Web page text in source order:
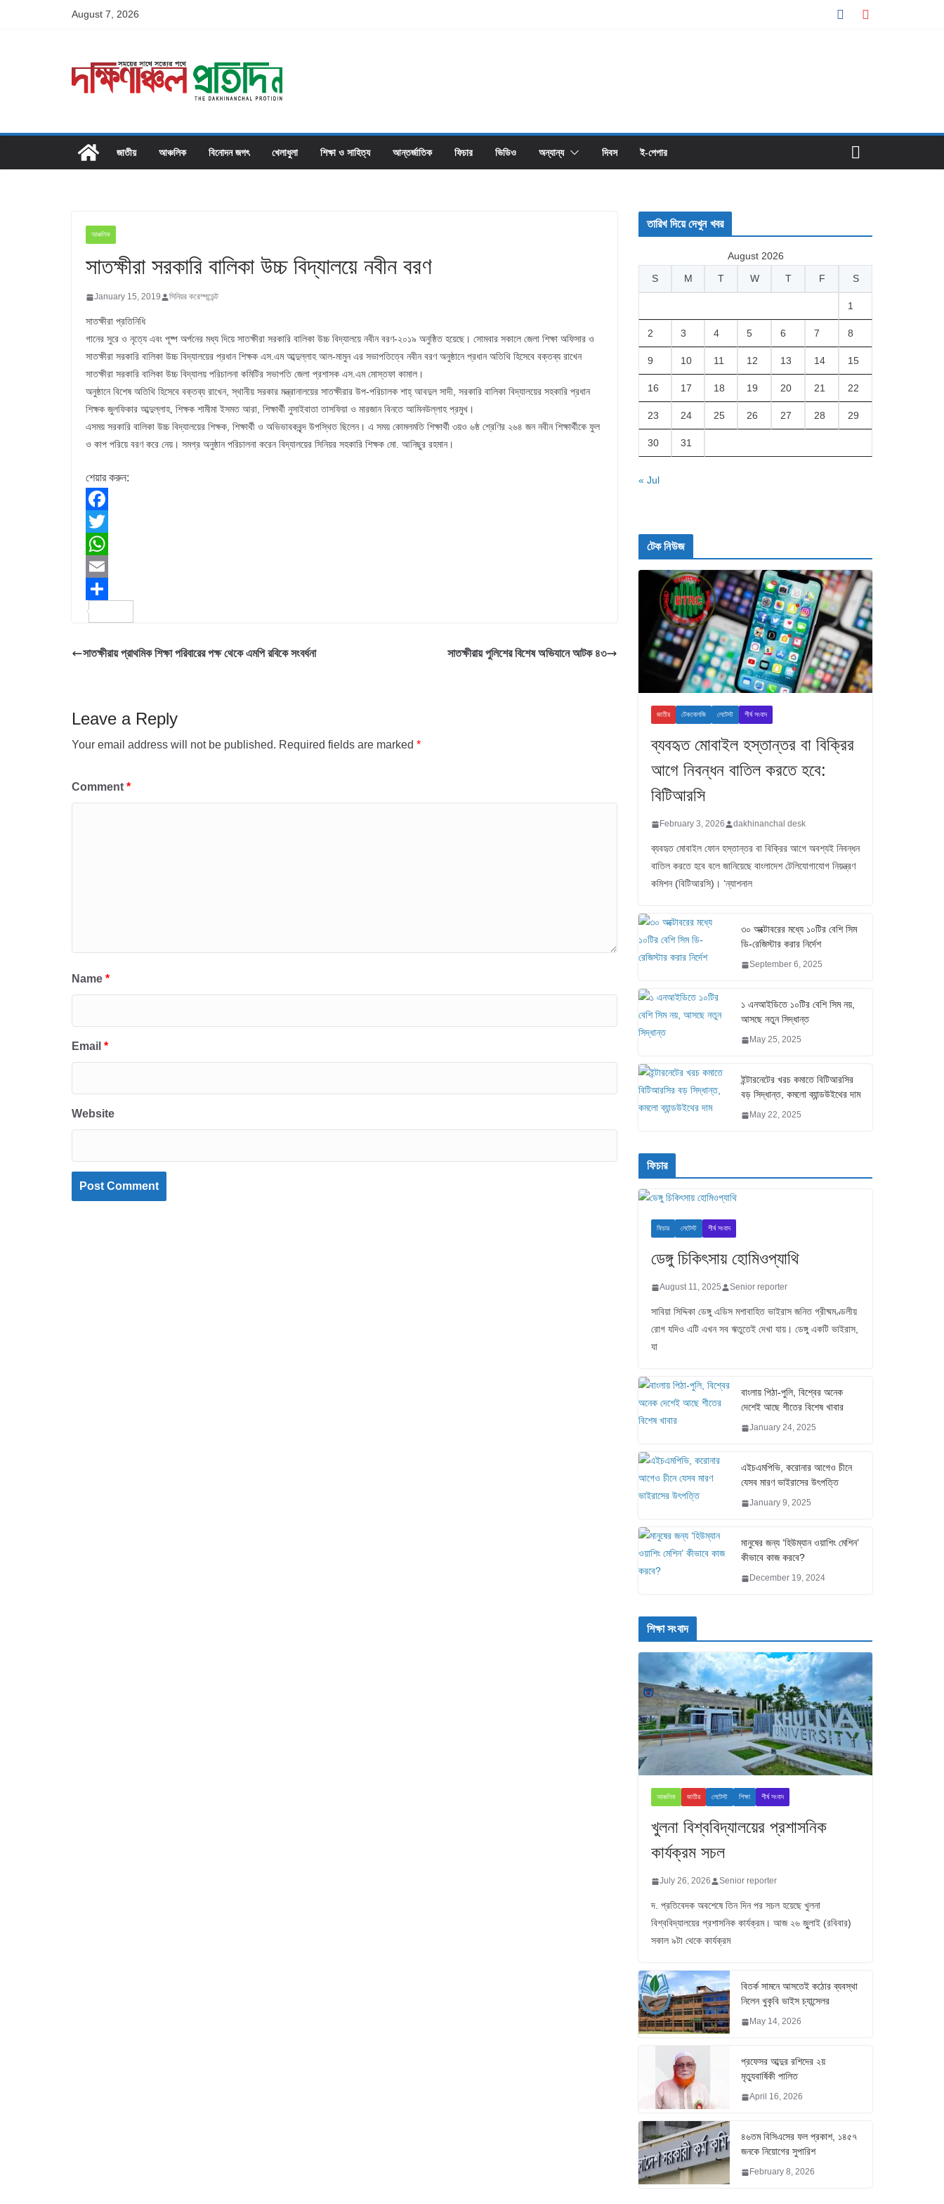
August 7, 2026
জাতীয় আঞ্চলিক বিনোদন জগৎ খেলাধুলা শিক্ষা ও সাহিত্য আন্তর্জাতিক ফিচার ভিডিও অন্যান্য দিবস ই-পেপার
আঞ্চলিক
সাতক্ষীরা সরকারি বালিকা উচ্চ বিদ্যালয়ে নবীন বরণ
January 15, 2019 সিনিয়র করেস্পন্ডেন্ট
সাতক্ষীরা প্রতিনিধি
গানের সুরে ও নৃত্যে এবং পূষ্প অর্পনের মধ্য দিয়ে সাতক্ষীরা সরকারি বালিকা উচ্চ বিদ্যালয়ে নবীন বরণ-২০১৯ অনুষ্ঠিত হয়েছে। সোমবার সকালে জেলা শিক্ষা অফিসার ও
সাতক্ষীরা সরকারি বালিকা উচ্চ বিদ্যালয়ের প্রধান শিক্ষক এস.এম আব্দুল্লাহ আল-মামুন এর সভাপতিত্বে নবীন বরণ অনুষ্ঠানে প্রধান অতিথি হিসেবে বক্তব্য রাখেন
সাতক্ষীরা সরকারি বালিকা উচ্চ বিদ্যালয় পরিচালনা কমিটির সভাপতি জেলা প্রশাসক এস.এম মোস্তফা কামাল।
অনুষ্ঠানে বিশেষ অতিথি হিসেবে বক্তব্য রাখেন, স্থানীয় সরকার মন্ত্রানালয়ের সাতক্ষীরার উপ-পরিচালক শাহ্ আবদুল সাদী, সরকারি বালিকা বিদ্যালয়ের সহকারি প্রধান
শিক্ষক জুলফিকার আব্দুল্লাহ, শিক্ষক শামীমা ইসমত আরা, শিক্ষার্থী নুসাইবাতা তাসফিয়া ও মারজান বিনতে আমিনউল্লাহ প্রমুখ।
এসময় সরকারি বালিকা উচ্চ বিদ্যালয়ের শিক্ষক, শিক্ষার্থী ও অভিভাবকবৃন্দ উপস্থিত ছিলেন। এ সময় কোমলমতি শিক্ষার্থী ৩য়ও ৬ষ্ঠ শ্রেণির ২৬৪ জন নবীন শিক্ষার্থীকে ফুল
ও কাপ পরিয়ে বরণ করে নেয়। সমগ্র অনুষ্ঠান পরিচালনা করেন বিদ্যালয়ের সিনিয়র সহকারি শিক্ষক মো. আনিছুর রহমান।
শেয়ার করুন:
F
a
c
e
b
o
T
w
t
e
W
h
a
s
p
E
m
i
a
সাতক্ষীরায় প্রাথমিক শিক্ষা পরিবারের পক্ষ থেকে এমপি রবিকে সংবর্ধনা সাতক্ষীরায় পুলিশের বিশেষ অভিযানে আটক ৪৩
Leave a Reply
Your email address will not be published. Required fields are marked *
Comment *
Name *
Email *
Website
তারিখ দিয়ে দেখুন খবর
August 2026
S
M T W T F S
1
2 3 4 5 6 7 8
9 10 11 12 13 14 15
16 17 18 19 20 21 22
23 24 25 26 27 28 29
30 31
« Jul
টেক নিউজ
জাতীয় টেকনোলজি লেটেস্ট শীর্ষ সংবাদ
ব্যবহৃত মোবাইল হস্তান্তর বা বিক্রির
আগে নিবন্ধন বাতিল করতে হবে:
বিটিআরসি
February 3, 2026 dakhinanchal desk
ব্যবহৃত মোবাইল ফোন হস্তান্তর বা বিক্রির আগে অবশ্যই নিবন্ধন
বাতিল করতে হবে বলে জানিয়েছে বাংলাদেশ টেলিযোগাযোগ নিয়ন্ত্রণ
কমিশন (বিটিআরসি)। ‘ন্যাশনাল
৩০ অক্টোবরের মধ্যে ১০টির বেশি সিম
ডি-রেজিস্টার করার নির্দেশ
September 6, 2025
১ এনআইডিতে ১০টির বেশি সিম নয়,
আসছে নতুন সিদ্ধান্ত
May 25, 2025
ইন্টারনেটের খরচ কমাতে বিটিআরসির
বড় সিদ্ধান্ত, কমলো ব্যান্ডউইথের দাম
May 22, 2025
ফিচার
ফিচার লেটেস্ট শীর্ষ সংবাদ
ডেঙ্গু চিকিৎসায় হোমিওপ্যাথি
August 11, 2025 Senior reporter
সাবিয়া সিদ্দিকা ডেঙ্গু এডিস মশাবাহিত ভাইরাস জনিত গ্রীষ্মমণ্ডলীয়
রোগ যদিও এটি এখন সব ঋতুতেই দেখা যায়। ডেঙ্গু একটি ভাইরাস,
যা
বাংলায় পিঠা-পুলি, বিশ্বের অনেক
দেশেই আছে শীতের বিশেষ খাবার
January 24, 2025
এইচএমপিভি, করোনার আগেও চীনে
যেসব মারণ ভাইরাসের উৎপত্তি
January 9, 2025
মানুষের জন্য ‘হিউম্যান ওয়াশিং মেশিন’
কীভাবে কাজ করবে?
December 19, 2024
শিক্ষা সংবাদ
আঞ্চলিক জাতীয় লেটেস্ট শিক্ষা শীর্ষ সংবাদ
খুলনা বিশ্ববিদ্যালয়ের প্রশাসনিক
কার্যক্রম সচল
July 26, 2026 Senior reporter
দ. প্রতিবেদক অবশেষে তিন দিন পর সচল হয়েছে খুলনা
বিশ্ববিদ্যালয়ের প্রশাসনিক কার্যক্রম। আজ ২৬ জুুলাই (রবিবার)
সকাল ৯টা থেকে কার্যক্রম
বিতর্ক সামনে আসতেই কঠোর ব্যবস্থা
নিলেন খুকৃবি ভাইস চ্যান্সেলর
May 14, 2026
প্রফেসর আব্দুর রশিদের ২য়
মৃত্যুবার্ষিকী পালিত
April 16, 2026
৪৬তম বিসিএসের ফল প্রকাশ, ১৪৫৭
জনকে নিয়োগের সুপারিশ
February 8, 2026